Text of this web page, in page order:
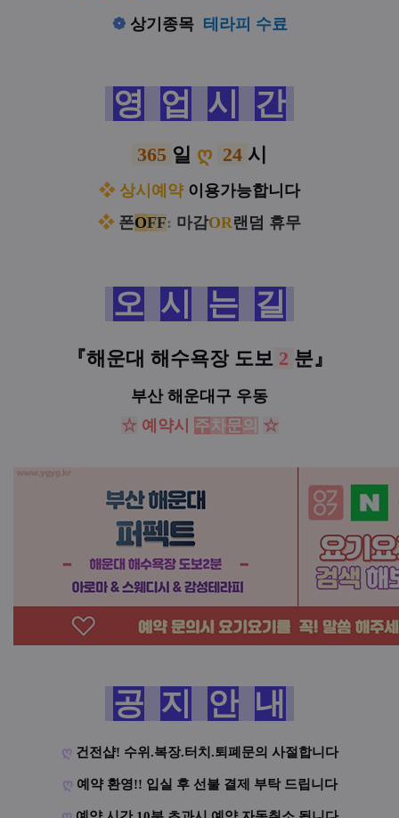
❁ 상기종목 테라피 수료
영 업 시 간
365 일 ღ 24 시
❖ 상시예약 이용가능합니다
❖ 폰OFF: 마감OR랜덤 휴무
오 시 는 길
『해운대 해수욕장도보 2 분』
부산 해운대구 우동
☆ 예약시 주차문의 ☆
공 지 안 내
ღ 건전샵! 수위.복장.터치.퇴폐문의 사절합니다
ღ 예약 환영!! 입실 후 선불 결제 부탁 드립니다